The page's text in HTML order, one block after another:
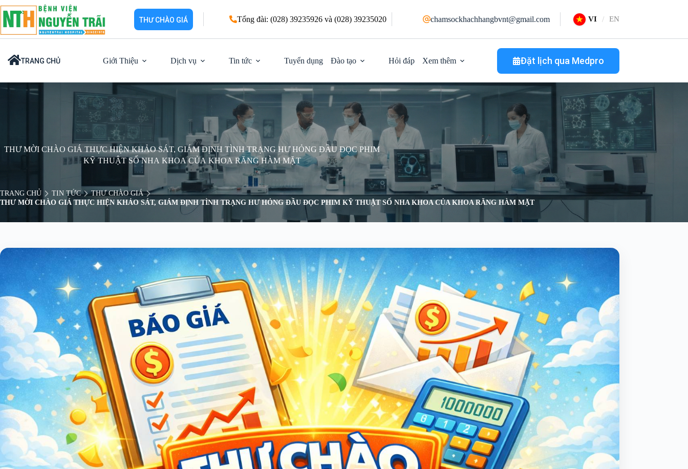
Chuyển
đến
phần
dung
THƯ CHÀO GIÁ Tổng đài: (028) 39235926 và (028) 39235020 chamsockhachhangbvnt@gmail.com EN
VI
TRANG CHỦ Giới Thiệu Dịch vụ Tin tức Tuyển dụng Đào tạo Hỏi đáp Xem thêm Đặt lịch qua Medpro
THƯ MỜI CHÀO GIÁ THỰC HIỆN KHẢO SÁT, GIÁM ĐỊNH TÌNH TRẠNG HƯ HỎNG ĐẦU ĐỌC PHIM
KỸ THUẬT SỐ NHA KHOA CỦA KHOA RĂNG HÀM MẶT
TRANG CHỦ TIN TỨC
THƯ CHÀO GIÁ
THƯ MỜI CHÀO GIÁ THỰC HIỆN KHẢO SÁT, GIÁM ĐỊNH TÌNH TRẠNG HƯ HỎNG ĐẦU ĐỌC PHIM KỸ THUẬT SỐ NHA KHOA CỦA KHOA RĂNG HÀM MẶT